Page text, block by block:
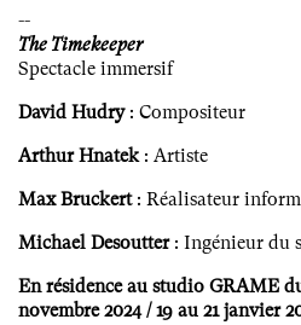
--
The Timekeeper
Spectacle immersif
David Hudry: Compositeur
Arthur Hnatek: Artiste
Max Bruckert: Réalisateur
Michael Desoutter: Ingénieur du
En résidence au studio GRAME
novembre 2024 / 19 au 21 janvier